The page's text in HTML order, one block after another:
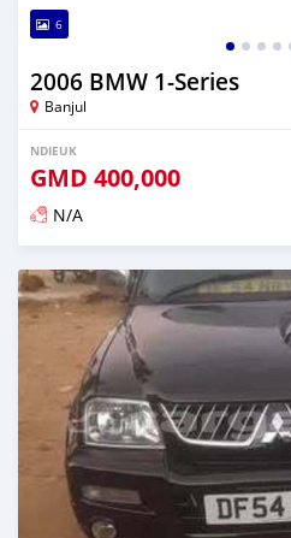
6
2006 BMW 1-Series
Banjul
NDIEUK
GMD 400,000
N/A
Dougal na niou ko depuis over 1 years